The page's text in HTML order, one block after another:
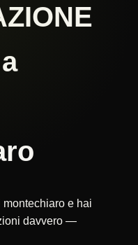
montechiaro e hai
davvero —